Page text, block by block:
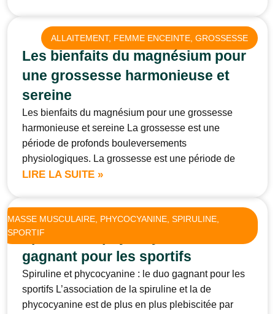
ALLAITEMENT, FEMME ENCEINTE, GROSSESSE
Les bienfaits du magnésium pour
une grossesse harmonieuse et
sereine
Les bienfaits du magnésium pour une grossesse
harmonieuse et sereine La grossesse est une
période de profonds bouleversements
physiologiques. La grossesse est une période de
LIRE LA SUITE »
MASSE MUSCULAIRE PHYCOCYANINE SPIRULINE
SPORTIF
Spiruline et phycocyanine : le duo
gagnant pour les sportifs
Spiruline et phycocyanine : le duo gagnant pour les
sportifs L’association de la spiruline et la de
phycocyanine est de plus en plus plebiscitée par